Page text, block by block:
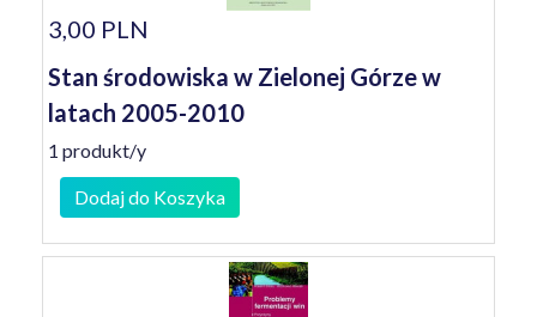
3,00 PLN
Stan środowiska w Zielonej Górze w
latach 2005-2010
1 produkt/y
Dodaj do Koszyka